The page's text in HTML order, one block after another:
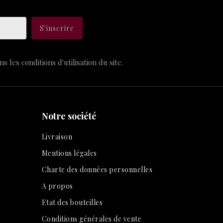
les conditions d'utilisation du site.
Notre société
Livraison
Mentions légales
Charte des données personnelles
A propos
Etat des bouteilles
Conditions générales de vente